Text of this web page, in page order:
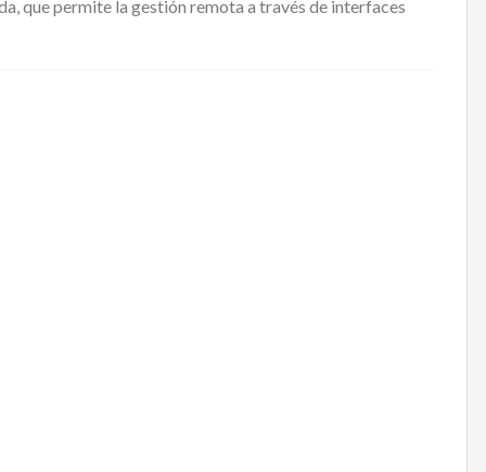
que permite la gestión remota a través de interfaces